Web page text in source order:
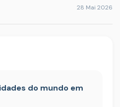
28 Mai 2026
do mundo em